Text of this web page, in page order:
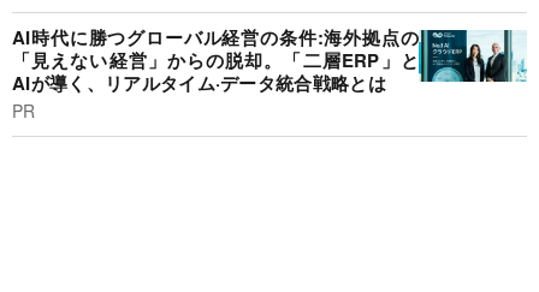
AI時代に勝つグローバル経営の条件:海外拠点の
「見えない経営」からの脱却。「二層ERP」と
AIが導く、リアルタイム·データ統合戦略とは
PR